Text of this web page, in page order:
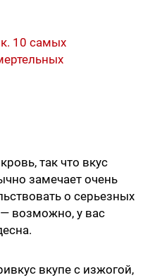
10 cамых
так что вкус
замечает очень
о серьезных
возможно, у вас
вкупе с изжогой,